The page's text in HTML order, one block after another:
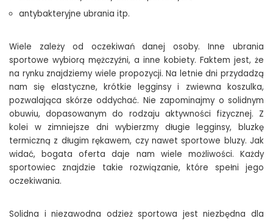
antybakteryjne ubrania itp.
Wiele zależy od oczekiwań danej osoby. Inne ubrania
sportowe wybiorą mężczyźni, a inne kobiety. Faktem jest, że
na rynku znajdziemy wiele propozycji. Na letnie dni przydadzą
nam się elastyczne, krótkie legginsy i zwiewna koszulka,
pozwalająca skórze oddychać. Nie zapominajmy o solidnym
obuwiu, dopasowanym do rodzaju aktywności fizycznej. Z
kolei w zimniejsze dni wybierzmy długie legginsy, bluzkę
termiczną z długim rękawem, czy nawet sportowe bluzy. Jak
widać, bogata oferta daje nam wiele możliwości. Każdy
sportowiec znajdzie takie rozwiązanie, które spełni jego
oczekiwania.
Solidna i niezawodna odzież sportowa jest niezbędna dla